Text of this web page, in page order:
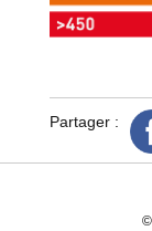
Partager :
©